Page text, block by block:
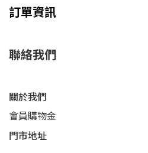
訂單資訊
聯絡我們
關於我們
會員購物金
門市地址